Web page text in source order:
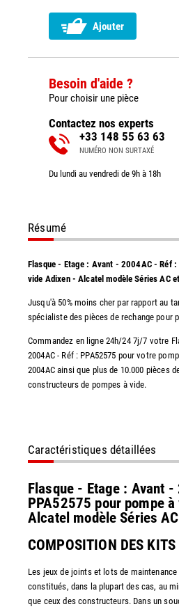
Ajouter
Besoin d'aide ?
Pour choisir une pièce
Contactez nos experts
+33 148 55 63 63
NUMÉRO NON SURTAXÉ
Du lundi au vendredi de 9h à 18h
Résumé
Flasque - Etage : Avant - 2004AC - Réf :
vide Adixen - Alcatel modèle Séries AC
Jusqu'à 50% moins cher par rapport au
spécialiste des pièces de rechange pour
Commandez en ligne 24h/24 7j/7 votre
2004AC - Réf : PPA52575 pour votre
2004AC ainsi que plus de 10.000 pièces
constructeurs de pompes à vide.
Caractéristiques détaillées
Flasque - Etage : Avant
PPA52575 pour pompe
Alcatel modèle Séries
COMPOSITION DES KITS
Les jeux de joints et lots de
constitués, dans la plupart des cas, au
que ceux des constructeurs. Dans un